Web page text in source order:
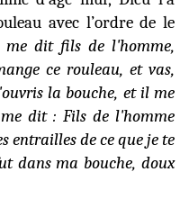
avec l’ordre de le
dit fils de l'homme,
ce rouleau, et vas,
la bouche, et il me
dit : Fils de l'homme
entrailles de ce que je te
dans ma bouche, doux